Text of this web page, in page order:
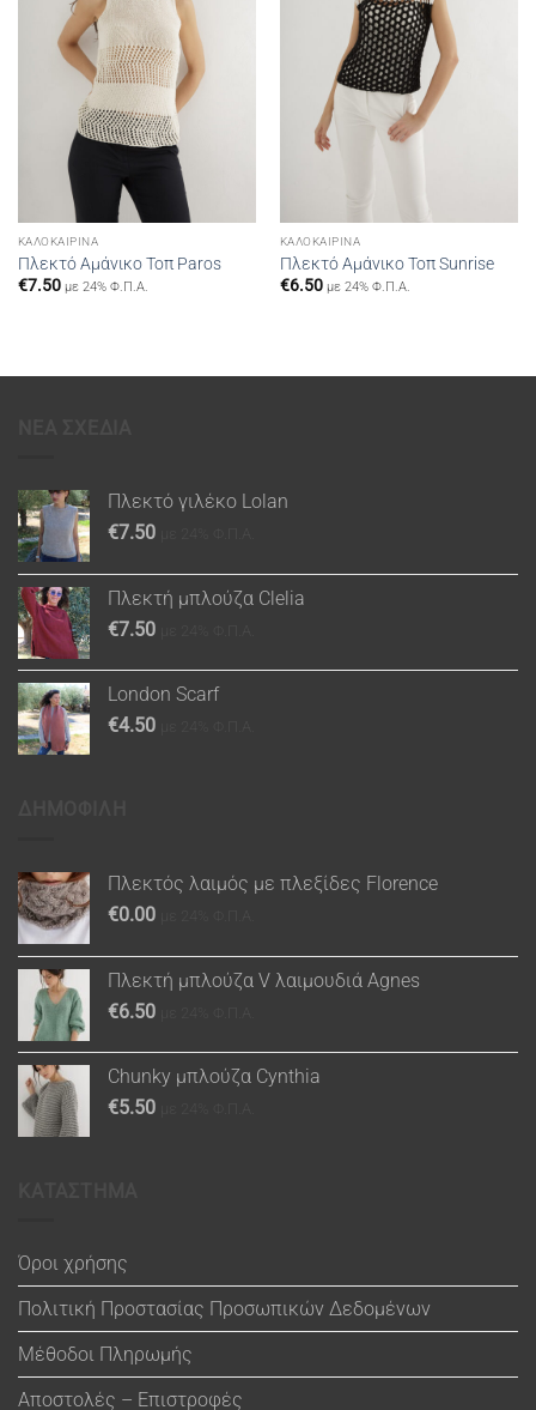
ΚΑΛΟΚΑΙΡΙΝΆ
Πλεκτό Αμάνικο Τοπ Paros
€7.50 με 24% Φ.Π.Α.
ΚΑΛΟΚΑΙΡΙΝΆ
Πλεκτό Αμάνικο Τοπ Sunrise
€6.50 με 24% Φ.Π.Α.
Πλεκτό γιλέκο Lolan
€7.50
Πλεκτή μπλούζα Clelia
€7.50
London Scarf
€4.50
Πλεκτός λαιμός με πλεξίδες Florence
€0.00
Πλεκτή μπλούζα V λαιμουδιά Agnes
€6.50
Chunky μπλούζα Cynthia
€5.50
Όροι χρήσης
Πολιτική Προστασίας Προσωπικών Δεδομένων
Μέθοδοι Πληρωμής
Αποστολές – Επιστροφές